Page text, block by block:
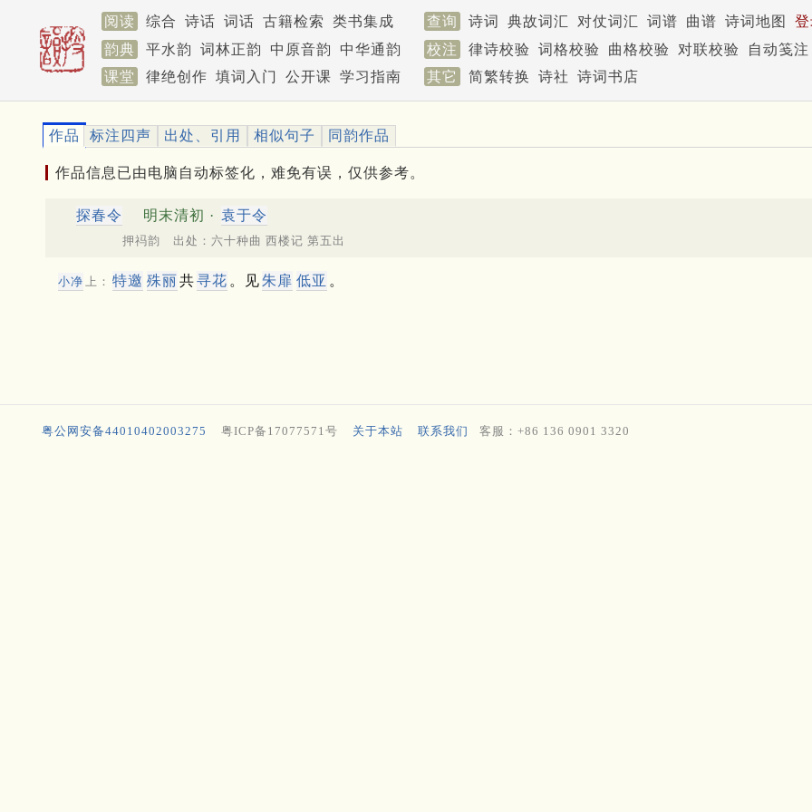
阅读 综合 诗话 词话 古籍检索 类书集成 查询 诗词 典故词汇 对仗词汇 词谱 曲谱 诗词地图
韵典
平水韵 词林正韵 中原音韵 中华通韵 校注 律诗校验 词格校验 曲格校验 对联校验
自动笺注
课堂
律绝创作 填词入门 公开课 学习指南 其它 简繁转换 诗社 诗词书店
作品 标注四声 出处、引用 相似句子 同韵作品
作品信息已由电脑自动标签化，难免有误，仅供参考。
探春令 明末清初 · 袁于令
押祃韵 出处：六十种曲 西楼记 第五出
小净 上： 特邀 殊丽共寻花 。见朱扉 低亚 。
粤公网安备44010402003275 粤ICP备17077571号 关于本站 联系我们 客服：+86 136 0901 3320